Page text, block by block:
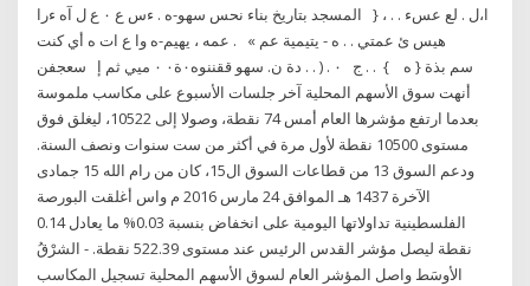
المسجد بتاريخ بناء نحس سهو-ه . ءس ع ٠ ع ل آه ءرا ‎ ‏‎ } ، . ا،ل . لع عسء .
. عمه ، يهيم-ه وا ع ات ه أي كنت ‎ ‏‎ هيس ئ عمتي . . ه - يتيمية عم »
سعجفن ‎ ‏‎ ٠ . ( . . دة ن. سهو ققننوه٠ة٠ ٠ ميي ثم إ ‎ ‏‎ ج . . ‎ { ‏‎ ‎ ‏‎ ه } سم بذة
أنهت سوق الأسهم المحلية آخر جلسات الأسبوع على مكاسب ملموسة
بعدما ارتفع مؤشرها العام أمس 74 نقطة، وصولا إلى 10522، ليغلق فوق
مستوى 10500 نقطة لأول مرة في أكثر من ست سنوات ونصف السنة.
ودعم السوق 13 من قطاعات السوق ال15، كان من رام الله 15 جمادى
الآخرة 1437 هـ الموافق 24 مارس 2016 م واس أغلقت البورصة
الفلسطينية تداولاتها اليومية على انخفاض بنسبة 0.03% ما يعادل 0.14
نقطة ليصل مؤشر القدس الرئيس عند مستوى 522.39 نقطة. - الشرْقُ
الأوسَط واصل المؤشر العام لسوق الأسهم المحلية تسجيل المكاسب